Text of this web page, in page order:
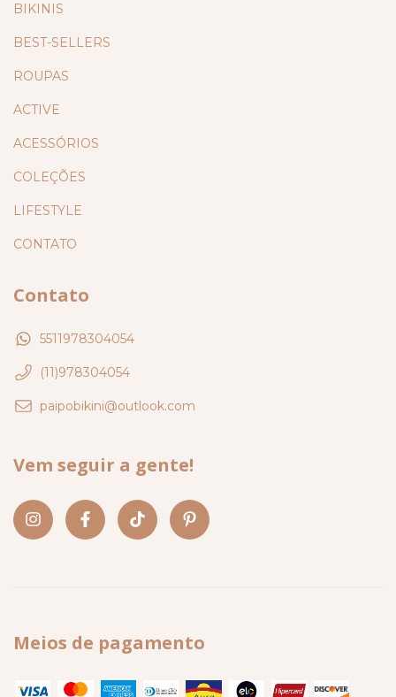
BIKINIS
BEST-SELLERS
ROUPAS
ACTIVE
ACESSÓRIOS
COLEÇÕES
LIFESTYLE
CONTATO
Contato
5511978304054
(11)978304054
paipobikini@outlook.com
Vem seguir a gente!
Meios de pagamento